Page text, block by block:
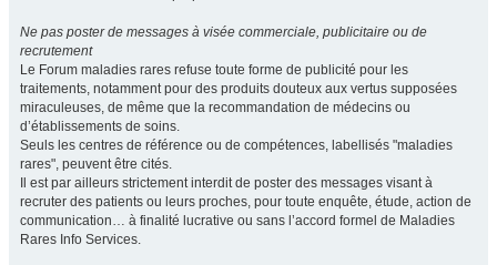
Ne pas poster de messages à visée commerciale, publicitaire ou de
recrutement
Le Forum maladies rares refuse toute forme de publicité pour les
traitements, notamment pour des produits douteux aux vertus supposées
miraculeuses, de même que la recommandation de médecins ou
d’établissements de soins.
Seuls les centres de référence ou de compétences, labellisés "maladies
rares", peuvent être cités.
Il est par ailleurs strictement interdit de poster des messages visant à
recruter des patients ou leurs proches, pour toute enquête, étude, action de
communication… à finalité lucrative ou sans l’accord formel de Maladies
Rares Info Services.